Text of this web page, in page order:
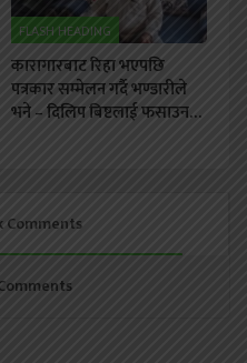
FLASH HEADING
कारागारबाट रिहा भएपछि
पत्रकार सम्मेलन गर्दै भण्डारीले
भने – दिलिप बिष्टलाई फसाउन…
Comments